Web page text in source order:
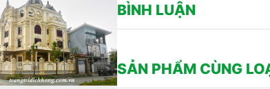
BÌNH LUẬN
SẢN PHẨM CÙNG